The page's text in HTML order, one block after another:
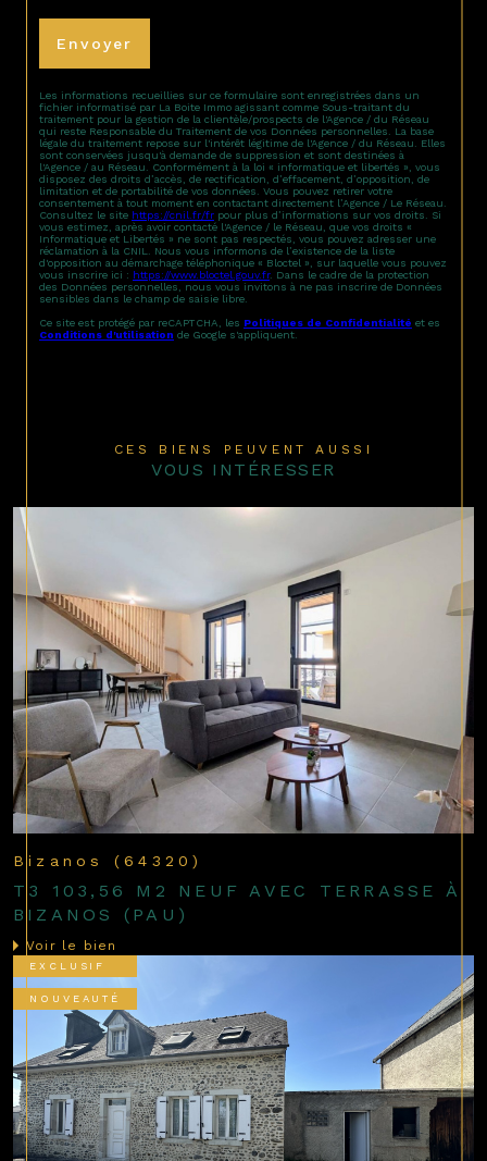
Envoyer
Les informations recueillies sur ce formulaire sont enregistrées dans un
fichier informatisé par La Boite Immo agissant comme Sous-traitant du
traitement pour la gestion de la clientèle/prospects de l'Agence / du Réseau
qui reste Responsable du Traitement de vos Données personnelles. La base
légale du traitement repose sur l'intérêt légitime de l'Agence / du Réseau. Elles
sont conservées jusqu'à demande de suppression et sont destinées à
l'Agence / au Réseau. Conformément à la loi « informatique et libertés », vous
disposez des droits d’accès, de rectification, d’effacement, d’opposition, de
limitation et de portabilité de vos données. Vous pouvez retirer votre
consentement à tout moment en contactant directement l’Agence / Le Réseau.
Consultez le site https://cnil.fr/fr pour plus d’informations sur vos droits. Si
vous estimez, après avoir contacté l'Agence / le Réseau, que vos droits «
Informatique et Libertés » ne sont pas respectés, vous pouvez adresser une
réclamation à la CNIL. Nous vous informons de l’existence de la liste
d'opposition au démarchage téléphonique « Bloctel », sur laquelle vous pouvez
vous inscrire ici : https://www.bloctel.gouv.fr. Dans le cadre de la protection
des Données personnelles, nous vous invitons à ne pas inscrire de Données
sensibles dans le champ de saisie libre.
Ce site est protégé par reCAPTCHA, les Politiques de Confidentialité et es
Conditions d'utilisation de Google s'appliquent.
CES BIENS PEUVENT AUSSI
VOUS INTÉRESSER
Bizanos (64320)
T3 103,56 M2 NEUF AVEC TERRASSE À
BIZANOS (PAU)
Voir le bien
EXCLUSIF
NOUVEAUTÉ